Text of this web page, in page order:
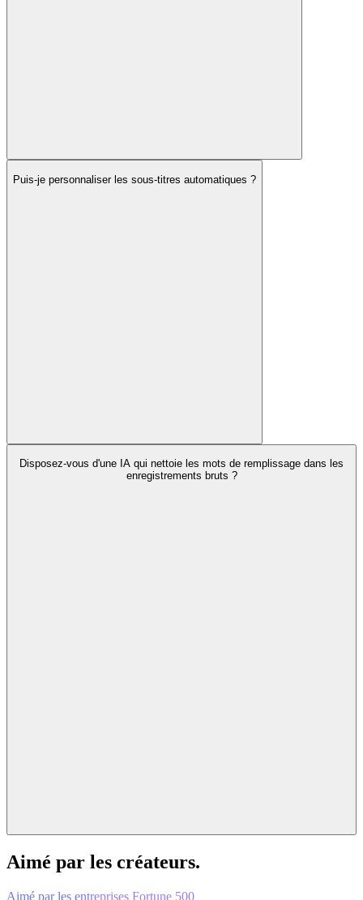
Puis-je personnaliser les sous-titres automatiques ?
Disposez-vous d'une IA qui nettoie les mots de remplissage dans les
enregistrements bruts ?
Aimé par les créateurs.
Aimé par les entreprises Fortune 500